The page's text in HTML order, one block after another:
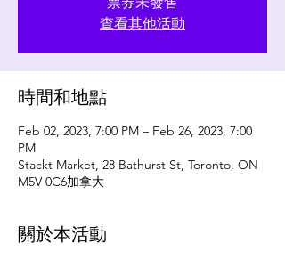
查看其他活動
時間和地點
Feb 02, 2023, 7:00 PM – Feb 26, 2023, 7:00
PM
Stackt Market, 28 Bathurst St, Toronto, ON
M5V 0C6加拿大
關於本活動